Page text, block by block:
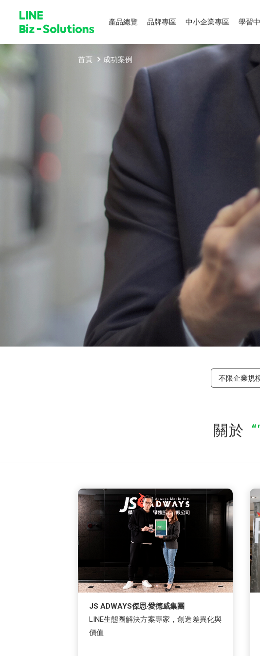
產品總覽 品牌專區 中小企業專區 學習
首頁 成功案例
不限企業規
關於
JS ADWAYS傑思‧愛德威集團
LINE生態圈解決方案專家，創造差異化與
價值